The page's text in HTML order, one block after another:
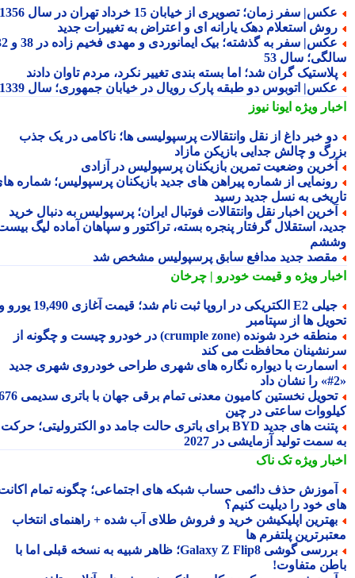
سفر زمان؛ تصویری از خیابان 15 خرداد تهران در سال 1356
استعلام دهک یارانه ای و اعتراض به تغییرات جدید
عکس| سفر به گذشته؛ بیک ایمانوردی و مهدی فخیم زاده در 38 و 32
سال 53
گران شد؛ اما بسته بندی تغییر نکرد، مردم تاوان دادند
اتوبوس دو طبقه پارک رویال در خیابان جمهوری؛ سال 1339
ویژهایونا نیوز
خبر داغ از نقل وانتقالات پرسپولیسی ها؛ ناکامی در یک جذب
و چالش جدایی بازیکن مازاد
وضعیت تمرین بازیکنان پرسپولیس در آزادی
از شماره پیراهن های جدید بازیکنان پرسپولیس؛ شماره های
به نسل جدید رسید
اخبار نقل وانتقالات فوتبال ایران؛ پرسپولیس به دنبال خرید
استقلال گرفتار پنجره بسته، تراکتور و سپاهان آماده لیگ بیست
جدید مدافع سابق پرسپولیس مشخص شد
ویژهو قیمت خودرو | چرخان
جیلی E2 الکتریکی در اروپا ثبت نام شد؛ قیمت آغازی 19,490 یورو و
ها از سپتامبر
منطقه خرد شونده (crumple zone) در خودرو چیست و چگونه از
محافظت می کند
با دیواره نگاره های شهری طراحی خودروی شهری جدید
تحویل نخستین کامیون معدنی تمام برقی جهان با باتری سدیمی 676
ساعتی در چین
پتنت های جدید BYD برای باتری حالت جامد دو الکترولیتی؛ حرکت
سمت تولید آزمایشی در 2027
ویژهتک ناک
حذف دائمی حساب شبکه های اجتماعی؛ چگونه تمام اکانت
خود را دیلیت کنیم؟
اپلیکیشن خرید و فروش طلای آب شده + راهنمای انتخاب
پلتفرم ها
بررسی گوشی Galaxy Z Flip8؛ ظاهر شبیه به نسخه قبلی اما با
متفاوت!